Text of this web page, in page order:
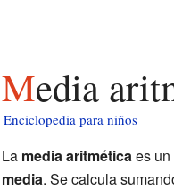
Media
Enciclopedia para niños
La media aritméticaes un
media. Se calcula